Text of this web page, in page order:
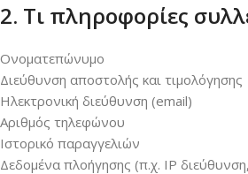
2. Τι πληροφορίες
Ονοματεπώνυμο
Διεύθυνση αποστολής και τιμολόγησης
Ηλεκτρονική διεύθυνση (email)
Αριθμός τηλεφώνου
Ιστορικό παραγγελιών
Δεδομένα πλοήγησης (π.χ. IP